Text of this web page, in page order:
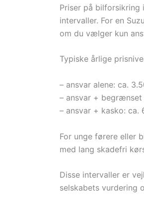
Priser på bilforsikring
intervaller. For en
om du vælger kun
Typiske årlige
– ansvar alene: ca.
– ansvar +
– ansvar + kasko: ca.
For unge førere eller
med lang skadefri
Disse intervaller er
selskabets vurdering